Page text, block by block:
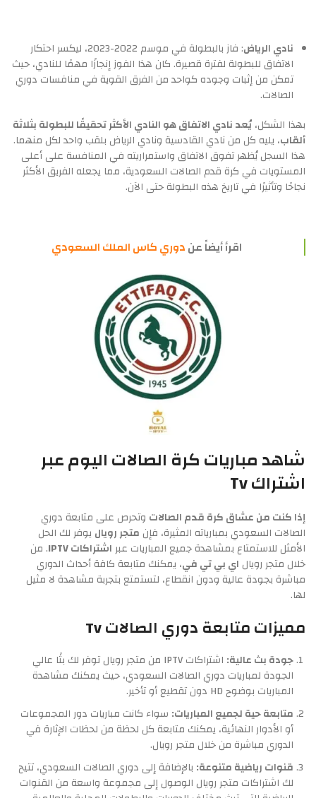
نادي الرياض
: فاز بالبطولة في موسم 2022-2023، ليكسر احتكار
الاتفاق للبطولة لفترة قصيرة. كان هذا الفوز إنجازًا مهمًا للنادي، حيث
تمكن من إثبات وجوده كواحد من الفرق القوية في منافسات دوري
الصالات.
بهذا الشكل،يُعد نادي الاتفاق هو النادي الأكثر تحقيقًا للبطولة بثلاثة
ألقاب، يليه كل من نادي القادسية ونادي الرياض بلقب واحد لكل منهما.
هذا السجل يُظهر تفوق الاتفاق واستمراريته في المنافسة على أعلى
المستويات في كرة قدم الصالات السعودية، مما يجعله الفريق الأكثر
نجاحًا وتأثيرًا في تاريخ هذه البطولة حتى الآن.
اقرأ أيضاً عندوري كاس الملك السعودي
شاهد مباريات كرة الصالات اليوم عبر
اشتراك Tv
إذا كنت من عشاق كرة قدم الصالات وتحرص على متابعة دوري
الصالات السعودي بمبارياته المثيرة، فإن متجر روياليوفر لك الحل
الأمثل للاستمتاع بمشاهدة جميع المباريات عبراشتراكات IPTV
. من
خلال متجر رويال اي بي تي في، يمكنك متابعة كافة أحداث الدوري
مباشرة بجودة عالية ودون انقطاع، لتستمتع بتجربة مشاهدة لا مثيل
لها.
مميزات متابعة دوري الصالات Tv
جودة بث عالية:
اشتراكات IPTV من متجر رويال توفر لك بثًا عالي
الجودة لمباريات دوري الصالات السعودي، حيث يمكنك مشاهدة
المباريات بوضوح HD دون تقطيع أو تأخير.
متابعة حية لجميع المباريات: سواء كانت مباريات دور المجموعات
أو الأدوار النهائية، يمكنك متابعة كل لحظة من لحظات الإثارة في
الدوري مباشرة من خلال متجر رويال.
قنوات رياضية متنوعة: بالإضافة إلى دوري الصالات السعودي، تتيح
لك اشتراكات متجر رويال الوصول إلى مجموعة واسعة من القنوات